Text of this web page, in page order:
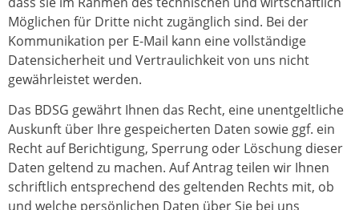
Möglichen für Dritte nicht zugänglich sind. Bei der
Kommunikation per E-Mail kann eine vollständige
Datensicherheit und Vertraulichkeit von uns nicht
gewährleistet werden.
Das BDSG gewährt Ihnen das Recht, eine unentgeltliche
Auskunft über Ihre gespeicherten Daten sowie ggf. ein
Recht auf Berichtigung, Sperrung oder Löschung dieser
Daten geltend zu machen. Auf Antrag teilen wir Ihnen
schriftlich entsprechend des geltenden Rechts mit, ob
und welche persönlichen Daten über Sie bei uns